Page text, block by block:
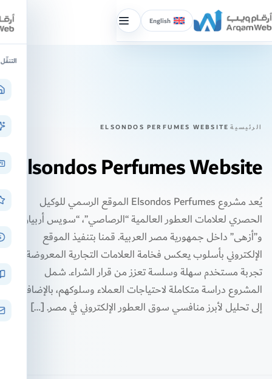
English
إخفاء
التنقّل
الرئيسية ELSONDOS PERFUMES WEBSITE
Elsondos Perfumes Website
يُعد مشروع Elsondos Perfumes الموقع الرسمي للوكيل
الحصري لعلامات العطور العالمية “الرصاصي”، “سويس أربيان”،
و”أزهى” داخل جمهورية مصر العربية. قمنا بتنفيذ الموقع
الإلكتروني بأسلوب يعكس فخامة العلامات التجارية المعروضة، مع
تجربة مستخدم سهلة وسلسة تعزز من قرار الشراء. شمل
المشروع دراسة متكاملة لاحتياجات العملاء وسلوكهم، بالإضافة
إلى تحليل لأبرز منافسي سوق العطور الإلكتروني في مصر. […]